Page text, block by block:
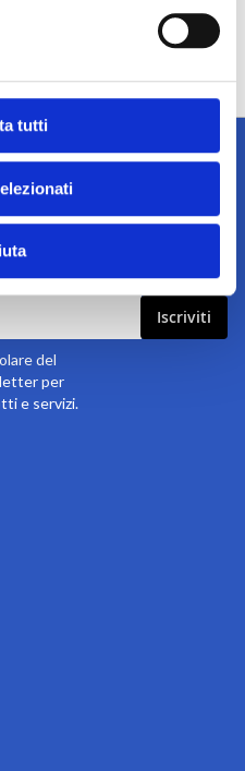
tutti
eventi e promozioni!
Iscriviti
del
per
e servizi.